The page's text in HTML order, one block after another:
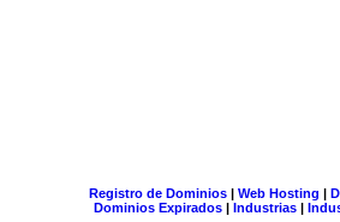
Registro de Dominios| Web Hosting |
Dominios Expirados | Industrias |